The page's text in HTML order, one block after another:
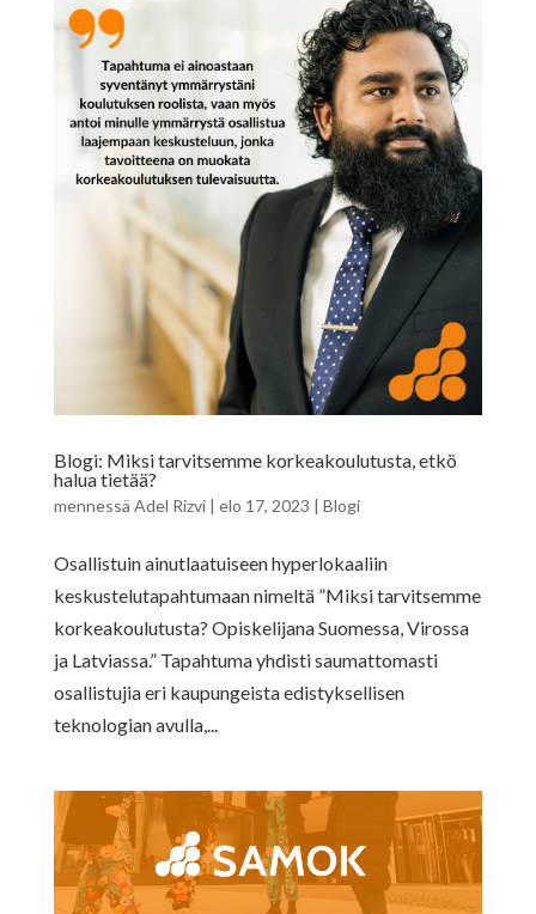
Blogi: Miksi tarvitsemme korkeakoulutusta, etkö
halua tietää?
mennessä Adel Rizvi| elo 17, 2023 | Blogi
Osallistuin ainutlaatuiseen hyperlokaaliin
keskustelutapahtumaan nimeltä ”Miksi tarvitsemme
korkeakoulutusta? Opiskelijana Suomessa, Virossa
ja Latviassa.” Tapahtuma yhdisti saumattomasti
osallistujia eri kaupungeista edistyksellisen
teknologian avulla,...